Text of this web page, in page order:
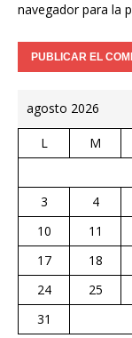
navegador para la
agosto 2026
L M
3
4
10
11
17
18
24
25
31